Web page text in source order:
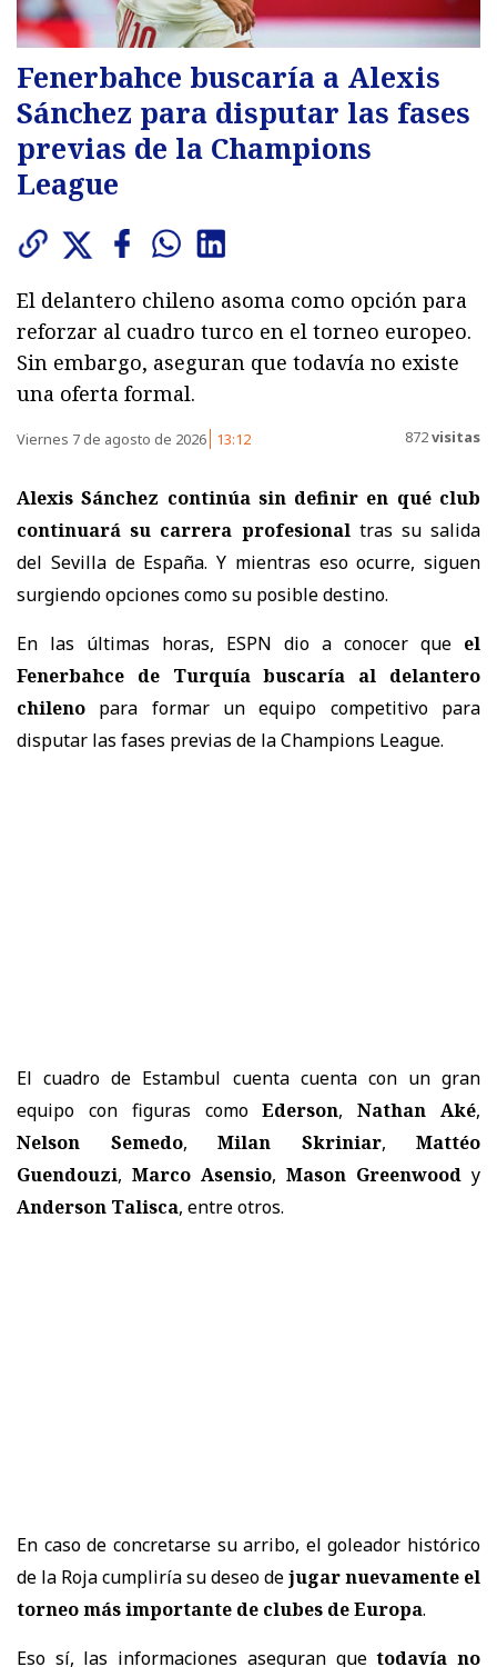
Fenerbahce buscaría a Alexis
Sánchez para disputar las fases
previas de la Champions
League
El delantero chileno asoma como opción para
reforzar al cuadro turco en el torneo europeo.
Sin embargo, aseguran que todavía no existe
una oferta formal.
Viernes 7 de agosto de 2026 13:12 872visitas
Alexis Sánchez continúa sin definir en qué club
continuará su carrera profesionaltras su salida
del Sevilla de España. Y mientras eso ocurre, siguen
surgiendo opciones como su posible destino.
En las últimas horas, ESPN dio a conocer que el
Fenerbahce de Turquía buscaría al delantero
chileno para formar un equipo competitivo para
disputar las fases previas de la Champions League.
El cuadro de Estambul cuenta cuenta con un gran
equipo con figuras comoEderson,Nathan Aké,
Nelson Semedo, Milan Skriniar, Mattéo
Guendouzi, Marco Asensio, Mason Greenwood y
Anderson Talisca, entre otros.
En caso de concretarse su arribo, el goleador histórico
de la Roja cumpliría su deseo dejugar nuevamente el
torneo más importante de clubes de Europa.
Eso sí, las informaciones aseguran quetodavía no